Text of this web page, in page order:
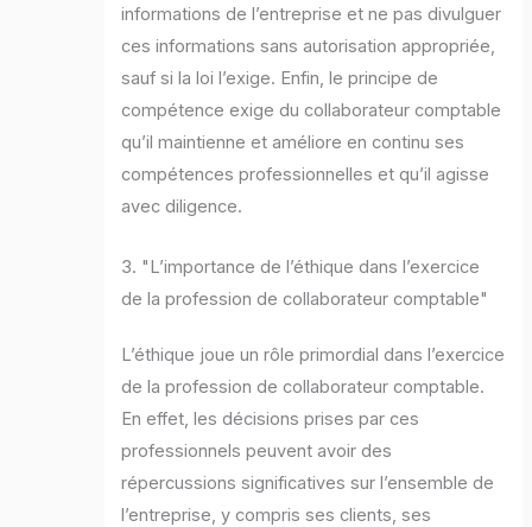
informations de l’entreprise et ne pas divulguer
ces informations sans autorisation appropriée,
sauf si la loi l’exige. Enfin, le principe de
compétence exige du collaborateur comptable
qu’il maintienne et améliore en continu ses
compétences professionnelles et qu’il agisse
avec diligence.
3. "L’importance de l’éthique dans l’exercice
de la profession de collaborateur comptable"
L’éthique joue un rôle primordial dans l’exercice
de la profession de collaborateur comptable.
En effet, les décisions prises par ces
professionnels peuvent avoir des
répercussions significatives sur l’ensemble de
l’entreprise, y compris ses clients, ses